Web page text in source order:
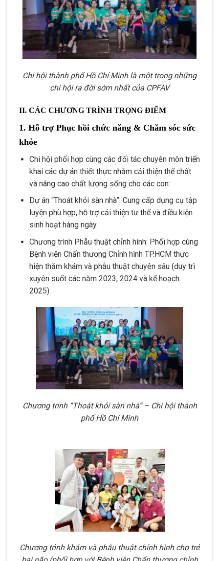
Chi hội thành phố Hồ Chí Minh là một trong những
chi hội ra đời sớm nhất của CPFAV
II. CÁC CHƯƠNG TRÌNH TRỌNG ĐIỂM
1. Hỗ trợ Phục hồi chức năng & Chăm sóc sức
khỏe
Chi hội phối hợp cùng các đối tác chuyên môn triển
khai các dự án thiết thực nhằm cải thiện thể chất
và nâng cao chất lượng sống cho các con:
Dự án “Thoát khỏi sàn nhà”: Cung cấp dụng cụ tập
luyện phù hợp, hỗ trợ cải thiện tư thế và điều kiện
sinh hoạt hàng ngày.
Chương trình Phẫu thuật chỉnh hình: Phối hợp cùng
Bệnh viện Chấn thương Chỉnh hình TP.HCM thực
hiện thăm khám và phẫu thuật chuyên sâu (duy trì
xuyên suốt các năm 2023, 2024 và kế hoạch
2025).
Chương trinh “Thoát khỏi sàn nhà” – Chi hội thành
phố Hồ Chí Minh
Chương trình khám và phẫu thuật chỉnh hình cho trẻ